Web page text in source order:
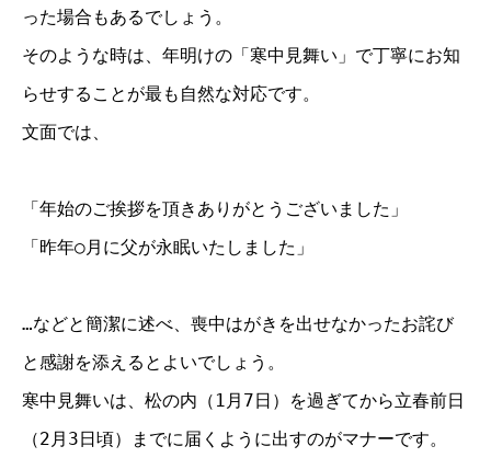
った場合もあるでしょう。
そのような時は、年明けの「寒中見舞い」で丁寧にお知
らせすることが最も自然な対応です。
文面では、
「年始のご挨拶を頂きありがとうございました」
「昨年○月に父が永眠いたしました」
…などと簡潔に述べ、喪中はがきを出せなかったお詫び
と感謝を添えるとよいでしょう。
寒中見舞いは、松の内（1月7日）を過ぎてから立春前日
（2月3日頃）までに届くように出すのがマナーです。